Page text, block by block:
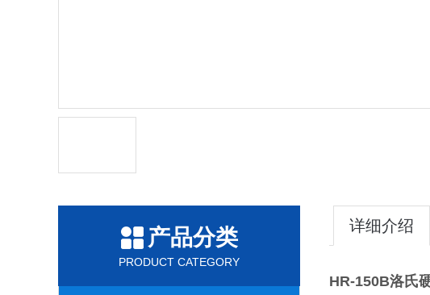
产品分类
PRODUCT CATEGORY
详细介绍
HR-150B洛氏